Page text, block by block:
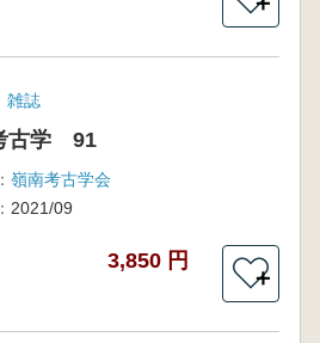
雑誌
古学 91
嶺南考古学会
2021/09
3,850 円
＋